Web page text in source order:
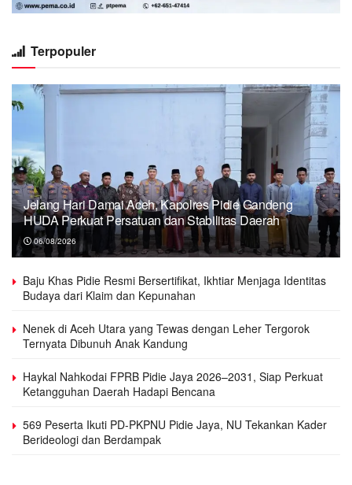
Terpopuler
Jelang Hari Damai Aceh, Kapolres Pidie Gandeng
HUDA Perkuat Persatuan dan Stabilitas Daerah
06/08/2026
Baju Khas Pidie Resmi Bersertifikat, Ikhtiar Menjaga Identitas
Budaya dari Klaim dan Kepunahan
Nenek di Aceh Utara yang Tewas dengan Leher Tergorok
Ternyata Dibunuh Anak Kandung
Haykal Nahkodai FPRB Pidie Jaya 2026–2031, Siap Perkuat
Ketangguhan Daerah Hadapi Bencana
569 Peserta Ikuti PD-PKPNU Pidie Jaya, NU Tekankan Kader
Berideologi dan Berdampak